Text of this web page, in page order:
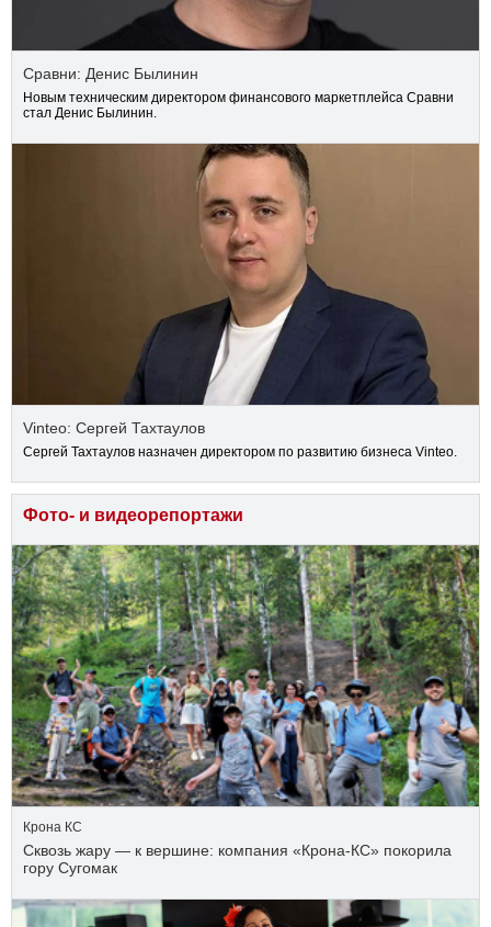
Сравни: Денис Былинин
Новым техническим директором финансового маркетплейса Сравни
стал Денис Былинин.
Vinteo: Сергей Тахтаулов
Сергей Тахтаулов назначен директором по развитию бизнеса Vinteo.
Фото- и видеорепортажи
Крона КС
Сквозь жару — к вершине: компания «Крона‑КС» покорила
гору Сугомак